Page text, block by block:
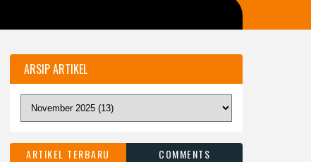
ARSIP ARTIKEL
ARTIKEL TERBARU COMMENTS